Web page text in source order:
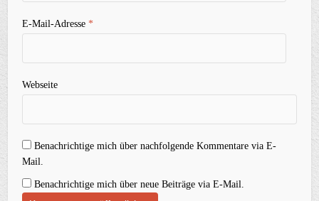
E-Mail-Adresse*
Webseite
Benachrichtige mich über nachfolgende Kommentare via E-
Mail.
Benachrichtige mich über neue Beiträge via E-Mail.